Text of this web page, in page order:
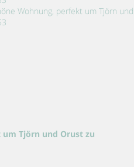
Tjörn und Orust zu